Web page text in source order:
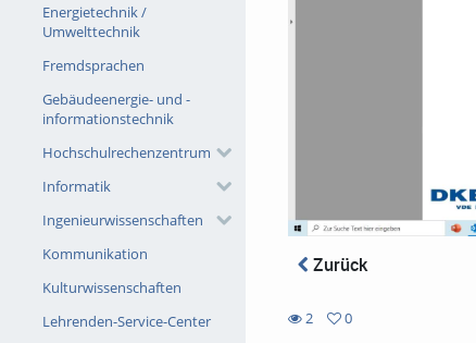
Energietechnik /
Umwelttechnik
Fremdsprachen
Gebäudeenergie- und -
informationstechnik
Hochschulrechenzentrum
Informatik
Ingenieurwissenschaften
Kommunikation
Kulturwissenschaften
Lehrenden-Service-Center
Zurück
2
0